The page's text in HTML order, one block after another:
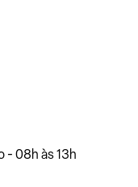
- 08h às 13h